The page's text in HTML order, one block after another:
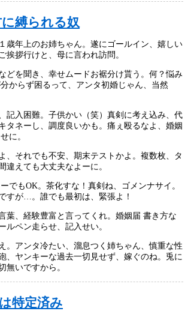
縛られる奴
歳年上のお姉ちゃん。遂にゴールイン、嬉しい
挨拶行けと、母に言われ訪問。
どを聞き、幸せムードお裾分け貰う。何？悩み
からず困るって、アンタ初婚じゃん、当然
記入困難。子供かい（笑）真剣に考え込み、代
タネーし、調度良いかも。痛ぇ殴るなよ、婚姻
に。
、それでも不安、期末テストかよ。複数枚、タ
違えても大丈夫なよーに。
でもOK。茶化すな！真剣ね、ゴメンナサイ。
すが…。誰でも最初は、緊張よ！
葉、経験豊富と言ってくれ。婚姻届 書き方な
ルペン走らせ、記入せい。
。アンタ冷たい、溜息つく姉ちゃん、慎重な性
、ヤンキーな過去一切見せず、嫁ぐのね。兎に
無いですから。
特定済み